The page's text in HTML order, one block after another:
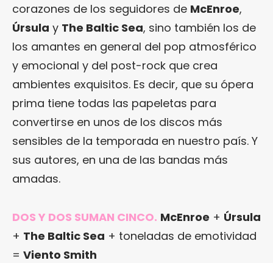
corazones de los seguidores de McEnroe,
Úrsula y The Baltic Sea, sino también los de
los amantes en general del pop atmosférico
y emocional y del post-rock que crea
ambientes exquisitos. Es decir, que su ópera
prima tiene todas las papeletas para
convertirse en unos de los discos más
sensibles de la temporada en nuestro país. Y
sus autores, en una de las bandas más
amadas.
DOS Y DOS SUMAN CINCO. McEnroe + Úrsula
+ The Baltic Sea + toneladas de emotividad
= Viento Smith